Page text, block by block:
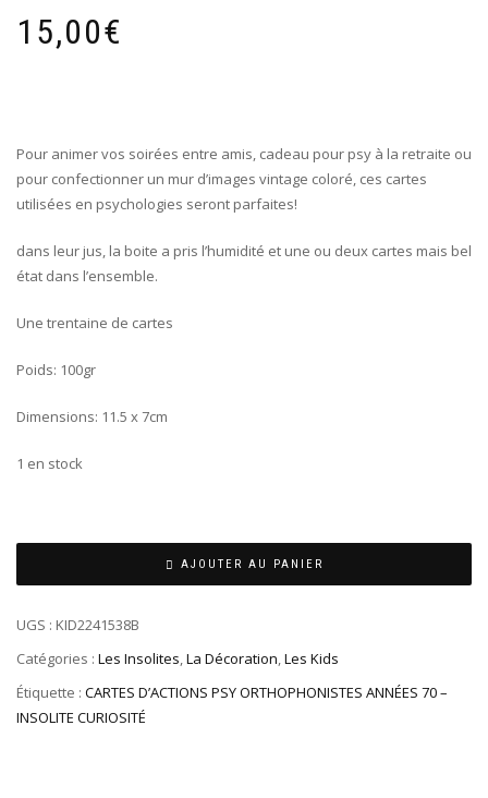
15,00€
Pour animer vos soirées entre amis, cadeau pour psy à la retraite ou
pour confectionner un mur d’images vintage coloré, ces cartes
utilisées en psychologies seront parfaites!
dans leur jus, la boite a pris l’humidité et une ou deux cartes mais bel
état dans l’ensemble.
Une trentaine de cartes
Poids: 100gr
Dimensions: 11.5 x 7cm
1 en stock
AJOUTER AU PANIER
UGS : KID2241538B
Catégories : Les Insolites,La Décoration,Les Kids
Étiquette : CARTES D’ACTIONS PSY ORTHOPHONISTES ANNÉES 70 –
INSOLITE CURIOSITÉ